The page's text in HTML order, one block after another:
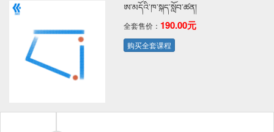
ཨ་མདོའི་ཁ་སྐད་སློབ་ཚན།
全套售价： 190.00元
购买全套课程